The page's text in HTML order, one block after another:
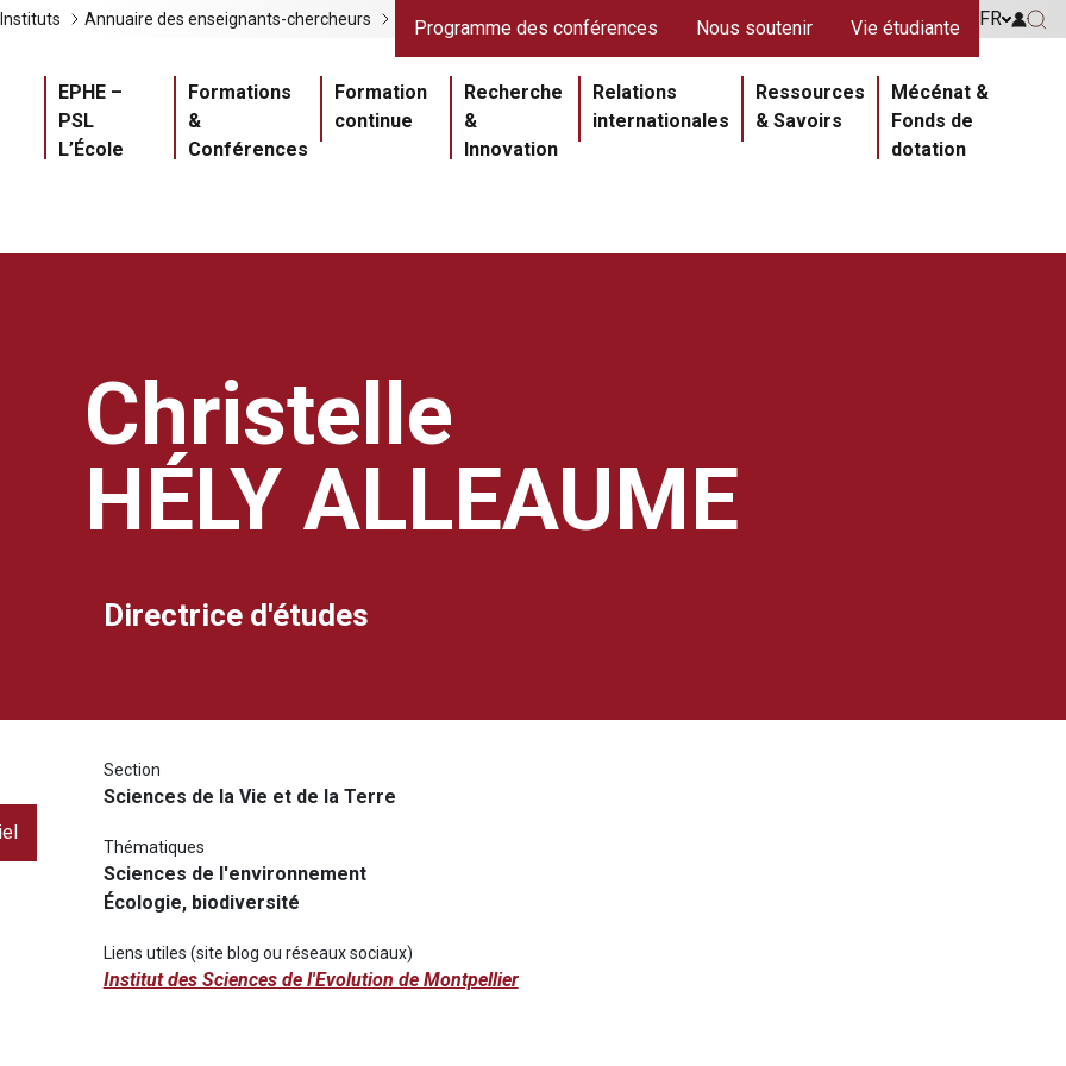
Navigation principale
EPHE –
PSL
L’École
Formations
&
Conférences
Formation
continue
Recherche
&
Innovation
Relations
internationales
Ressources
& Savoirs
Mécénat &
Fonds de
dotation
Liens gris
Instituts Annuaire des enseignants-chercheurs Liens rouges
Programme des conférences Nous soutenir Vie étudiante FR Go to
Go
Master Section
Christelle
HÉLY ALLEAUME
Directrice d'études
Section
Sciences de la Vie et de la Terre
Thématiques
Sciences de l'environnement
Écologie, biodiversité
Liens utiles (site blog ou réseaux sociaux)
Institut des Sciences de l'Evolution de Montpellier